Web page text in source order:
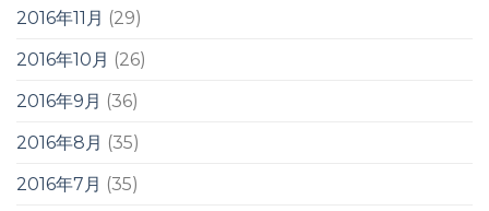
2016年11月 (29)
2016年10月 (26)
2016年9月 (36)
2016年8月 (35)
2016年7月 (35)